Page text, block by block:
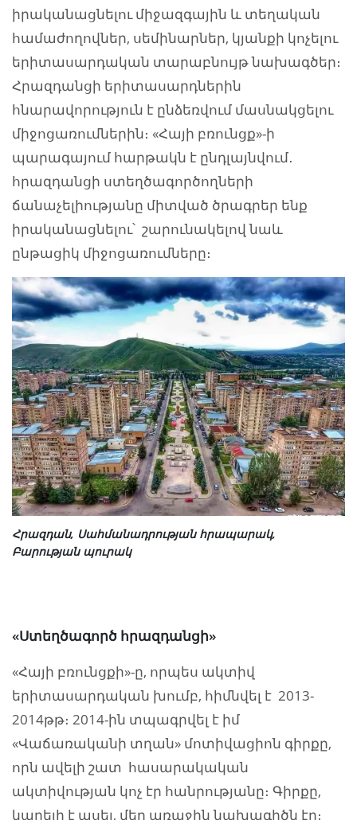
իրականացնելու միջազգային և տեղական
համաժողովներ, սեմինարներ, կյանքի կոչելու
երիտասարդական տարաբնույթ նախագծեր։
Հրազդանցի երիտասարդներին
հնարավորություն է ընձեռվում մասնակցելու
միջոցառումներին։ «Հայի բռունցք»-ի
պարագայում հարթակն է ընդլայնվում․
հրազդանցի ստեղծագործողների
ճանաչելիությանը միտված ծրագրեր ենք
իրականացնելու՝ շարունակելով նաև
ընթացիկ միջոցառումները։
Հրազդան, Սահմանադրության հրապարակ,
Բարության պուրակ
«Ստեղծագործ հրազդանցի»
«Հայի բռունցքի»-ը, որպես ակտիվ
երիտասարդական խումբ, հիմնվել է 2013-
2014թթ։ 2014-ին տպագրվել է իմ
«Վաճառականի տղան» մոտիվացիոն գիրքը,
որն ավելի շատ հասարակական
ակտիվության կոչ էր հանրությանը։ Գիրքը,
կարելի է ասել, մեր առաջին նախագիծն էր։